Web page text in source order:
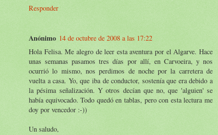
Responder
Anónimo 14 de octubre de 2008 a las 17:22
Hola Felisa. Me alegro de leer esta aventura por el Algarve. Hace
unas semanas pasamos tres días por allí, en Carvoeira, y nos
ocurrió lo mismo, nos perdimos de noche por la carretera de
vuelta a casa. Yo, que iba de conductor, sostenía que era debido a
la pésima señalización. Y otros decían que no, que 'alguien' se
había equivocado. Todo quedó en tablas, pero con esta lectura me
doy por vencedor :-))
Un saludo,